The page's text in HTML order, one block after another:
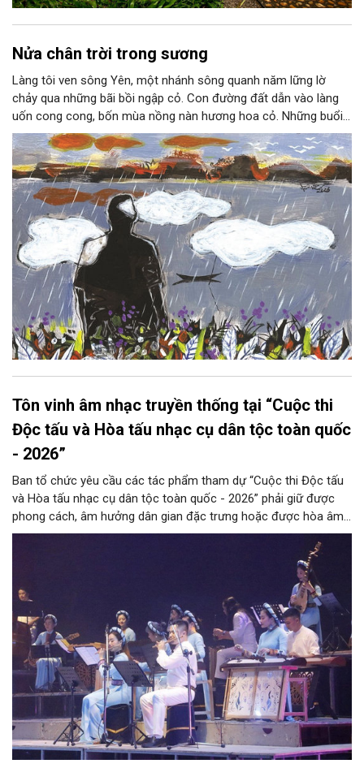
Nửa chân trời trong sương
Làng tôi ven sông Yên, một nhánh sông quanh năm lững lờ
chảy qua những bãi bồi ngập cỏ. Con đường đất dẫn vào làng
uốn cong cong, bốn mùa nồng nàn hương hoa cỏ. Những buổi
hoàng hôn, khi nắng đã dịu xuống phía cuối sông, đám hoa tím
lại thẫm màu như có ai vừa rắc lên một lớp khói.
Tôn vinh âm nhạc truyền thống tại “Cuộc thi
Độc tấu và Hòa tấu nhạc cụ dân tộc toàn quốc
- 2026”
Ban tổ chức yêu cầu các tác phẩm tham dự “Cuộc thi Độc tấu
và Hòa tấu nhạc cụ dân tộc toàn quốc - 2026” phải giữ được
phong cách, âm hưởng dân gian đặc trưng hoặc được hòa âm,
phối khí mới trên nền tảng làn điệu âm nhạc truyền thống Việt
Nam, đồng thời phải được trình diễn trực tiếp bằng nhạc cụ dân